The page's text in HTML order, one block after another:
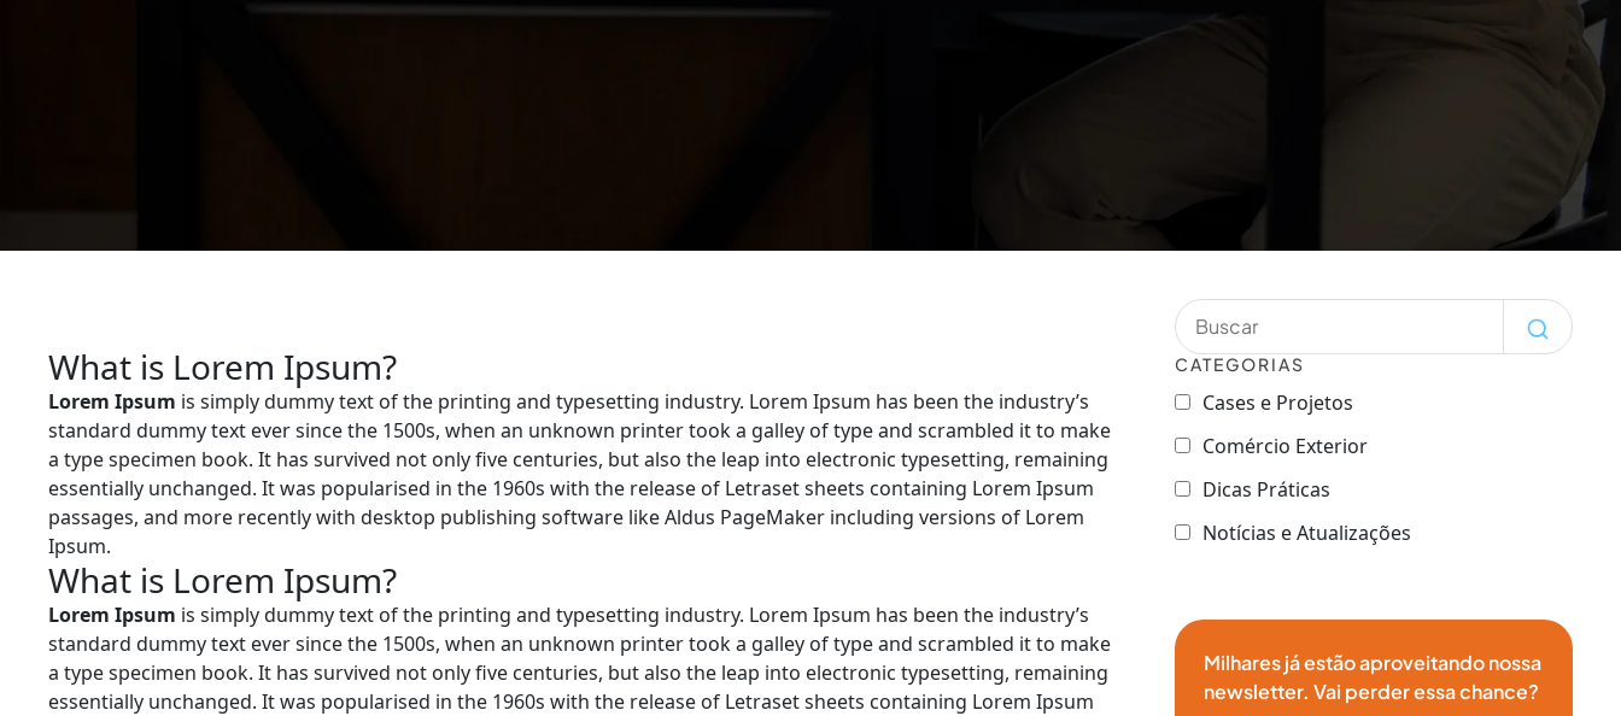
What is Lorem Ipsum?
Lorem Ipsum is simply dummy text of the printing and typesetting industry. Lorem Ipsum has been the industry’s
standard dummy text ever since the 1500s, when an unknown printer took a galley of type and scrambled it to make
a type specimen book. It has survived not only five centuries, but also the leap into electronic typesetting, remaining
essentially unchanged. It was popularised in the 1960s with the release of Letraset sheets containing Lorem Ipsum
passages, and more recently with desktop publishing software like Aldus PageMaker including versions of Lorem
Ipsum.
What is Lorem Ipsum?
Lorem Ipsum is simply dummy text of the printing and typesetting industry. Lorem Ipsum has been the industry’s
standard dummy text ever since the 1500s, when an unknown printer took a galley of type and scrambled it to make
a type specimen book. It has survived not only five centuries, but also the leap into electronic typesetting, remaining
essentially unchanged. It was popularised in the 1960s with the release of Letraset sheets containing Lorem Ipsum
CATEGORIAS
Cases e Projetos
Comércio Exterior
Dicas Práticas
Notícias e Atualizações
Milhares já estão aproveitando nossa
newsletter. Vai perder essa chance?